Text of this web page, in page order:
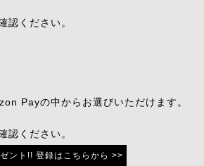
認ください。
Payの中からお選びいただけます。
認ください。
ント!! 登録は こちらから >>